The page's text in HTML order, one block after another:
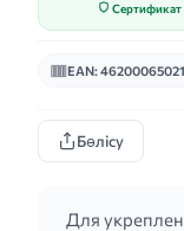
Сертификат
EAN:
Бөлісу
Для